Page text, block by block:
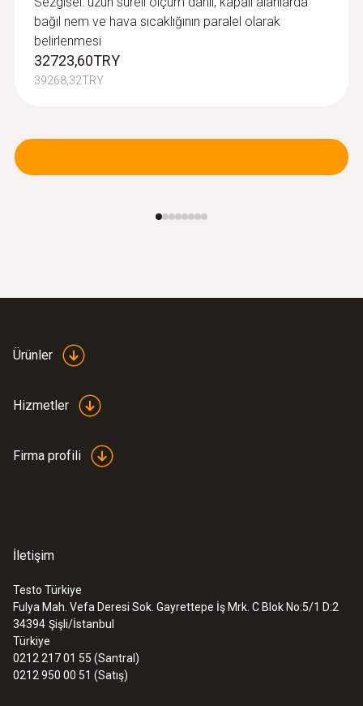
bağıl nem ve hava sıcaklığının paralel olarak
belirlenmesi
32723,60TRY
39268,32TRY
Ürünler
Hizmetler
Firma profili
İletişim
Testo Türkiye
Fulya Mah. Vefa Deresi Sok. Gayrettepe İş Mrk. C Blok No:5/1 D:2
34394 Şişli/İstanbul
Türkiye
0212 217 01 55 (Santral)
0212 950 00 51 (Satış)